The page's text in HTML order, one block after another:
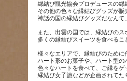
縁結び観光協会プロデュースの縁
その他の色々な縁結びグッズが販
また、出雲の国では、縁結びの
様々なエリアで、縁結びのため
ハート形のお菓子や、ハート型の
色々なハートを食べて、ご縁を